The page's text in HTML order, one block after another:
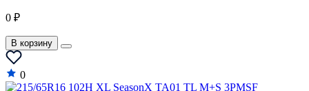
MG
Mitsubishi
0 ₽
В корзину
0